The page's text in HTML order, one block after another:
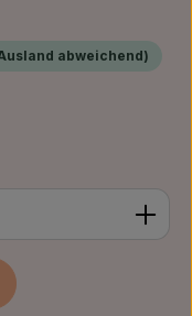
abweichend)
Wert ein